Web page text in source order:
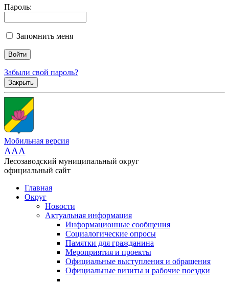
Пароль:
Запомнить меня
Забыли свой пароль?
Закрыть
Мобильная версия
AAA
Лесозаводский муниципальный округ
официальный сайт
Главная
Округ
Новости
Актуальная информация
Информационные сообщения
Социалогические опросы
Памятки для гражданина
Мероприятия и проекты
Официальные выступления и обращения
Официальные визиты и рабочие поездки